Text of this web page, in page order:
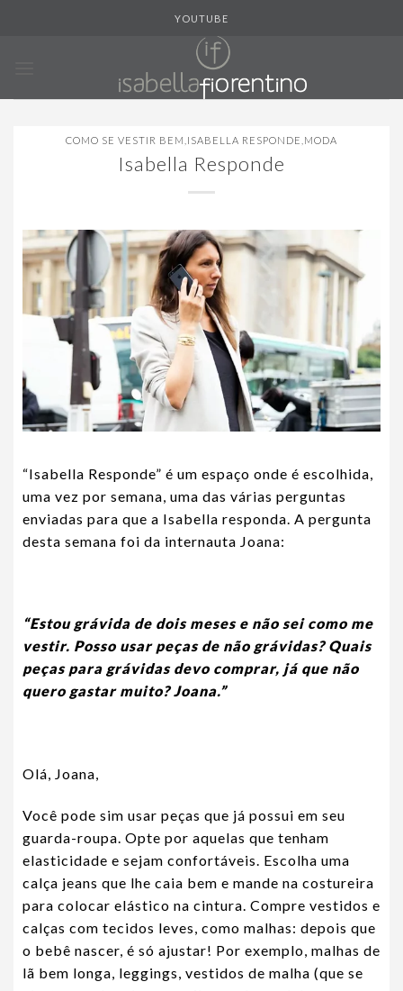
YOUTUBE
COMO SE VESTIR BEM ISABELLA RESPONDE MODA
Isabella Responde
“Isabella Responde” é um espaço onde é escolhida,
uma vez por semana, uma das várias perguntas
enviadas para que a Isabella responda. A pergunta
desta semana foi da internauta Joana:
“Estou grávida de dois meses e não sei como me
vestir. Posso usar peças de não grávidas? Quais
peças para grávidas devo comprar, já que não
quero gastar muito? Joana.”
Olá, Joana,
Você pode sim usar peças que já possui em seu
guarda-roupa. Opte por aquelas que tenham
elasticidade e sejam confortáveis. Escolha uma
calça jeans que lhe caia bem e mande na costureira
para colocar elástico na cintura. Compre vestidos e
calças com tecidos leves, como malhas: depois que
o bebê nascer, é só ajustar! Por exemplo, malhas de
lã bem longa, leggings, vestidos de malha (que se